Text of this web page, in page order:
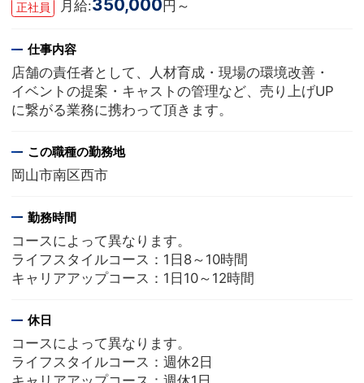
正社員 月給:350,000 円～
仕事内容
店舗の責任者として、人材育成・現場の環境改善・
イベントの提案・キャストの管理など、売り上げUP
に繋がる業務に携わって頂きます。
この職種の勤務地
岡山市南区西市
勤務時間
コースによって異なります。
ライフスタイルコース：1日8～10時間
キャリアアップコース：1日10～12時間
休日
コースによって異なります。
ライフスタイルコース：週休2日